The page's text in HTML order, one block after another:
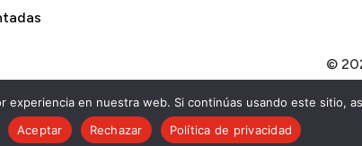
©
experiencia en nuestra web. Si continúas usando este sitio,
Aceptar
Rechazar Política de privacidad